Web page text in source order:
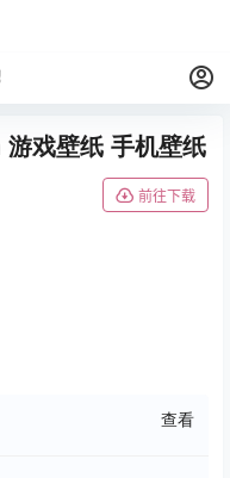
戏壁纸 手机壁纸
前往下载
查看